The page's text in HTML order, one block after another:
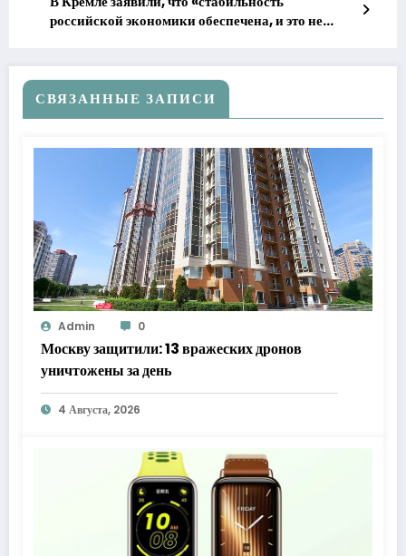
российской экономики обеспечена, и это не
СВЯЗАННЫЕ ЗАПИСИ
Admin 0
Москву защитили: 13 вражеских дронов
уничтожены за день
4 Августа, 2026